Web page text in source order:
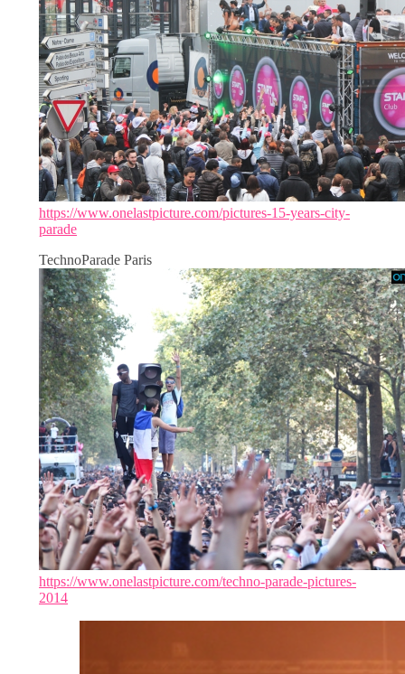
https://www.onelastpicture.com/pictures-15-years-city-
parade
TechnoParade Paris
https://www.onelastpicture.com/techno-parade-pictures-
2014